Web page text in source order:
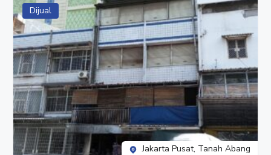
Dijual
Jakarta Pusat, Tanah Abang